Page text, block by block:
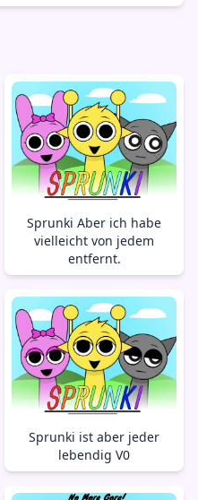
Sprunki Aber ich habe
vielleicht von jedem
entfernt.
Sprunki ist aber jeder
lebendig V0